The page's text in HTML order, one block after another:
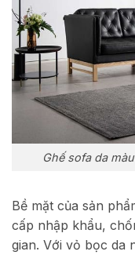
Ghế sofa da
Bề mặt của sản
cấp nhập khẩu,
gian. Với vỏ bọc da